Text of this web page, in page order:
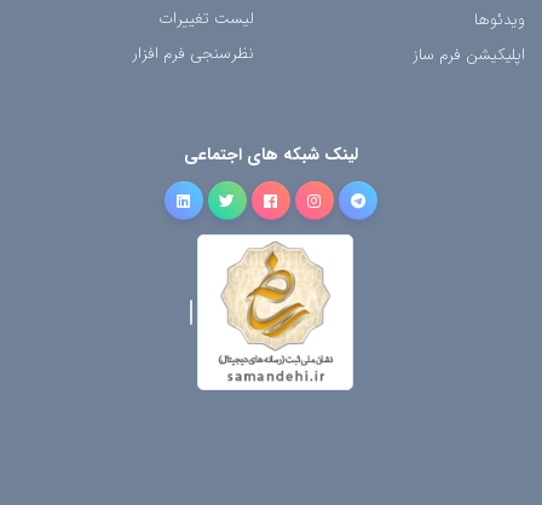
ویدئوها
اپلیکیشن فرم ساز
لیست تغییرات
نظرسنجی فرم افزار
لینک شبکه های اجتماعی